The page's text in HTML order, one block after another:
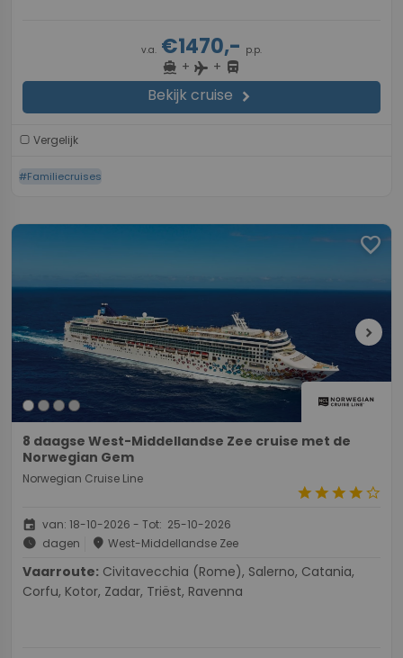
v.a. €1470,- p.p.
directions_boat + flight + directions_bus
Bekijk cruise chevron_right
Vergelijk
#Familiecruises
favorite
chevron_right
8 daagse West-Middellandse Zee cruise met de
Norwegian Gem
Norwegian Cruise Line
starstarstarstarstar_border
event van: 18-10-2026 - Tot: 25-10-2026
schedule dagen place West-Middellandse Zee
Vaarroute:
Corfu, Kotor, Zadar, Triëst, Ravenna